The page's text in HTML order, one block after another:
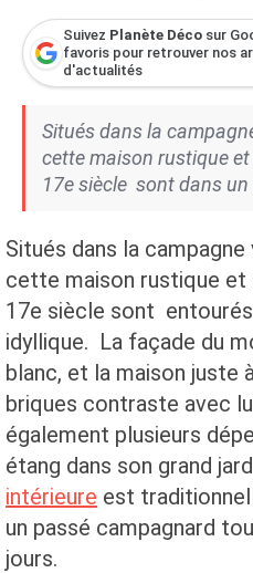
Suivez Planète Déco sur
favoris pour retrouver nos
d'actualités
Situés dans la
cette maison rustique
17e siècle sont dans
Situés dans la
cette maison rustique et
17e siècle sont
idyllique. La façade du
blanc, et la maison juste
briques contraste avec
également plusieurs
étang dans son grand
intérieure est
un passé campagnard
jours.